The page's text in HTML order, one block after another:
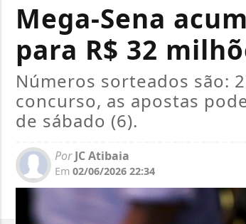
Mega-Sena
para R$ 32
Números sorteados são:
concurso, as apostas
de sábado (6).
PorJC Atibaia
Em 02/06/2026 22:34